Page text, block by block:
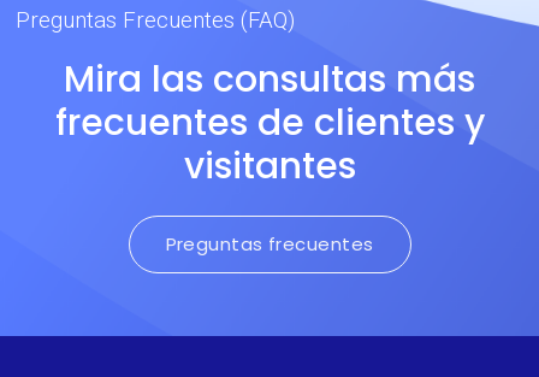
Preguntas Frecuentes (FAQ)
Mira las consultas más
frecuentes de clientes y
visitantes
Preguntas frecuentes